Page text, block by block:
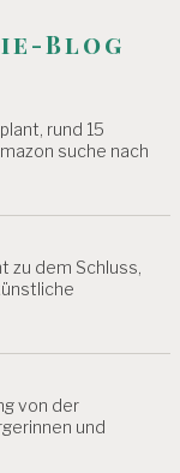
Blog
rund 15
suche nach
zu dem Schluss,
von der
und